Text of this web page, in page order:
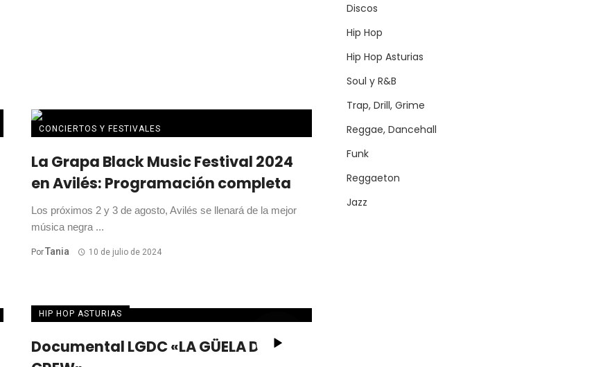
CONCIERTOS Y FESTIVALES
La Grapa Black Music Festival 2024
en Avilés: Programación completa
Los próximos 2 y 3 de agosto, Avilés se llenará de la mejor
música negra ...
PorTania 10 de julio de 2024
HIP HOP ASTURIAS
Documental LGDC «LA GÜELA DICE
Discos
Hip Hop
Hip Hop Asturias
Soul y R&B
Trap, Drill, Grime
Reggae, Dancehall
Funk
Reggaeton
Jazz